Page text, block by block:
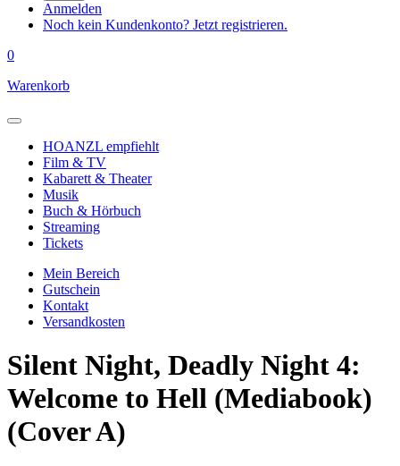
Anmelden
Noch kein Kundenkonto? Jetzt registrieren.
0
Warenkorb
HOANZL empfiehlt
Film & TV
Kabarett & Theater
Musik
Buch & Hörbuch
Streaming
Tickets
Mein Bereich
Gutschein
Kontakt
Versandkosten
Silent Night, Deadly Night 4:
Welcome to Hell (Mediabook)
(Cover A)